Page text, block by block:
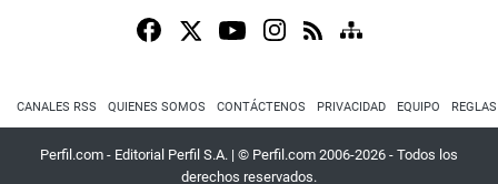
CANALES RSS QUIENES SOMOS CONTÁCTENOS PRIVACIDAD EQUIPO
Perfil.com - Editorial Perfil S.A. | © Perfil.com 2006-2026 - Todos los
derechos reservados.